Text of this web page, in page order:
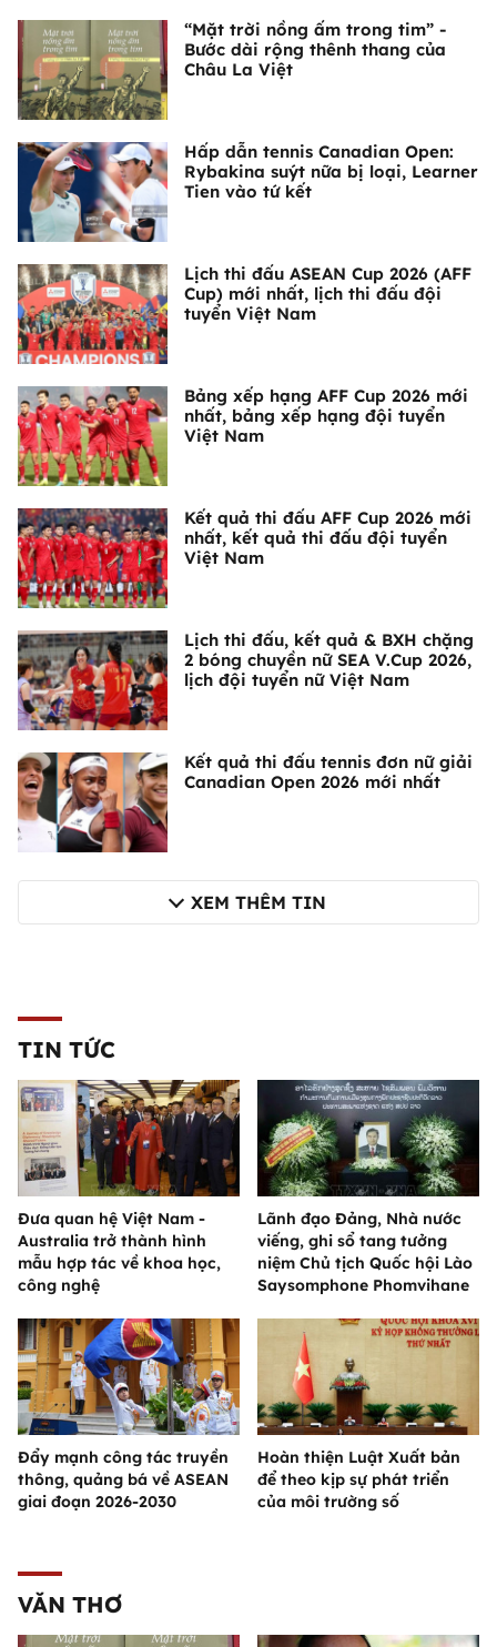
“Mặt trời nồng ấm trong tim” -
Bước dài rộng thênh thang của
Châu La Việt
Hấp dẫn tennis Canadian Open:
Rybakina suýt nữa bị loại, Learner
Tien vào tứ kết
Lịch thi đấu ASEAN Cup 2026 (AFF
Cup) mới nhất, lịch thi đấu đội
tuyển Việt Nam
Bảng xếp hạng AFF Cup 2026 mới
nhất, bảng xếp hạng đội tuyển
Việt Nam
Kết quả thi đấu AFF Cup 2026 mới
nhất, kết quả thi đấu đội tuyển
Việt Nam
Lịch thi đấu, kết quả & BXH chặng
2 bóng chuyền nữ SEA V.Cup 2026,
lịch đội tuyển nữ Việt Nam
Kết quả thi đấu tennis đơn nữ giải
Canadian Open 2026 mới nhất
XEM THÊM TIN
TIN TỨC
Đưa quan hệ Việt Nam -
Australia trở thành hình
mẫu hợp tác về khoa học,
công nghệ
Lãnh đạo Đảng, Nhà nước
viếng, ghi sổ tang tưởng
niệm Chủ tịch Quốc hội Lào
Saysomphone Phomvihane
Đẩy mạnh công tác truyền
thông, quảng bá về ASEAN
giai đoạn 2026-2030
Hoàn thiện Luật Xuất bản
để theo kịp sự phát triển
của môi trường số
VĂN THƠ